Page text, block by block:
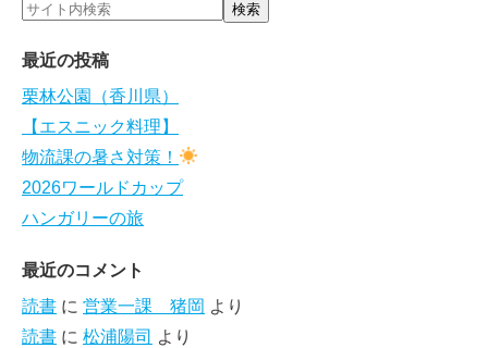
最近の投稿
栗林公園（香川県）
【エスニック料理】
物流課の暑さ対策！
2026ワールドカップ
ハンガリーの旅
最近のコメント
読書 に 営業一課 猪岡 より
読書 に 松浦陽司 より